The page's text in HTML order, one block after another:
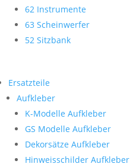
62 Instrumente
63 Scheinwerfer
52 Sitzbank
Ersatzteile
Aufkleber
K-Modelle Aufkleber
GS Modelle Aufkleber
Dekorsätze Aufkleber
Hinweisschilder Aufkleber